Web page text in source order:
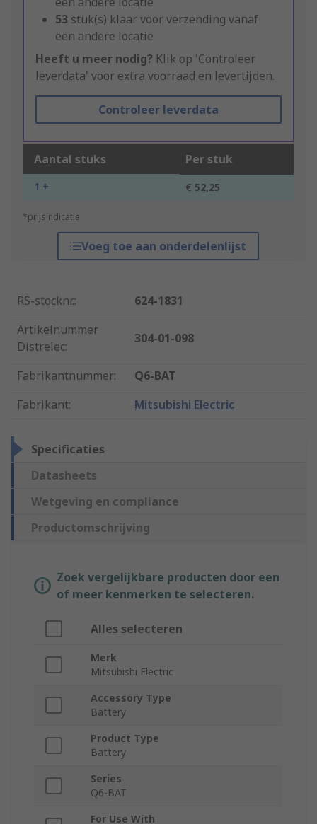
53 stuk(s) klaar voor verzending vanaf
een andere locatie
Heeft u meer nodig? Klik op 'Controleer
leverdata' voor extra voorraad en levertijden.
Controleer leverdata
Aantal stuks Per stuk
1 + € 52,25
*prijsindicatie
Voeg toe aan onderdelenlijst
RS-stocknr.:
624-1831
Artikelnummer
Distrelec:
304-01-098
Fabrikantnummer:
Q6-BAT
Fabrikant: Mitsubishi Electric
Specificaties
Datasheets
Wetgeving en compliance
Productomschrijving
Zoek vergelijkbare producten door een
of meer kenmerken te selecteren.
Alles selecteren
Merk
Mitsubishi Electric
Accessory Type
Battery
Product Type
Battery
Series
Q6-BAT
For Use With